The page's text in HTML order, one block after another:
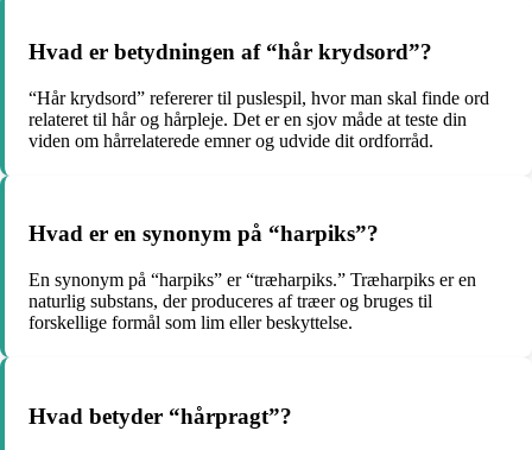
Hvad er betydningen af “hår krydsord”?
“Hår krydsord” refererer til puslespil, hvor man skal finde ord
relateret til hår og hårpleje. Det er en sjov måde at teste din
viden om hårrelaterede emner og udvide dit ordforråd.
Hvad er en synonym på “harpiks”?
En synonym på “harpiks” er “træharpiks.” Træharpiks er en
naturlig substans, der produceres af træer og bruges til
forskellige formål som lim eller beskyttelse.
Hvad betyder “hårpragt”?